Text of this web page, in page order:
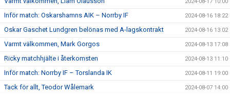
Inför match: Oskarshamns AIK – Norrby IF 2024-08-16 18:22
Oskar Gaschet Lundgren belönas med A-lagskontrakt 2024-08-16 13:02
Varmt välkommen, Mark Gorgos 2024-08-13 17:08
Ricky matchhjälte i återkomsten 2024-08-13 11:10
Inför match: Norrby IF – Torslanda IK 2024-08-11 19:00
Tack för allt, Teodor Wålemark 2024-08-07 14:00